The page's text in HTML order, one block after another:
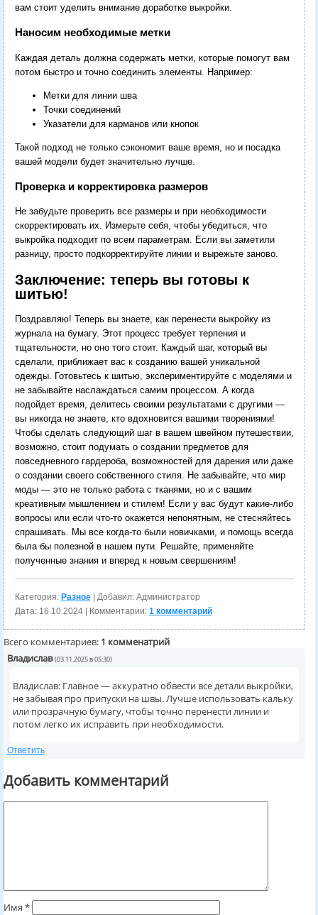
вам стоит уделить внимание доработке выкройки.
Наносим необходимые метки
Каждая деталь должна содержать метки, которые помогут вам
потом быстро и точно соединить элементы. Например:
Метки для линии шва
Точки соединений
Указатели для карманов или кнопок
Такой подход не только сэкономит ваше время, но и посадка
вашей модели будет значительно лучше.
Проверка и корректировка размеров
Не забудьте проверить все размеры и при необходимости
скорректировать их. Измерьте себя, чтобы убедиться, что
выкройка подходит по всем параметрам. Если вы заметили
разницу, просто подкорректируйте линии и вырежьте заново.
Заключение: теперь вы готовы к
шитью!
Поздравляю! Теперь вы знаете, как перенести выкройку из
журнала на бумагу. Этот процесс требует терпения и
тщательности, но оно того стоит. Каждый шаг, который вы
сделали, приближает вас к созданию вашей уникальной
одежды. Готовьтесь к шитью, экспериментируйте с моделями и
не забывайте наслаждаться самим процессом. А когда
подойдет время, делитесь своими результатами с другими —
вы никогда не знаете, кто вдохновится вашими творениями!
Чтобы сделать следующий шаг в вашем швейном путешествии,
возможно, стоит подумать о создании предметов для
повседневного гардероба, возможностей для дарения или даже
о создании своего собственного стиля. Не забывайте, что мир
моды — это не только работа с тканями, но и с вашим
креативным мышлением и стилем! Если у вас будут какие-либо
вопросы или если что-то окажется непонятным, не стесняйтесь
спрашивать. Мы все когда-то были новичками, и помощь всегда
была бы полезной в нашем пути. Решайте, применяйте
полученные знания и вперед к новым свершениям!
Категория: Разное| Добавил: Администратор
Дата: 16.10.2024| Комментарии: 1 комментарий
Всего комментариев: 1 комменатрий
Владислав (03.11.2025 в 05:30)
Владислав: Главное — аккуратно обвести все детали выкройки,
не забывая про припуски на швы. Лучше использовать кальку
или прозрачную бумагу, чтобы точно перенести линии и
потом легко их исправить при необходимости.
Ответить
Добавить комментарий
Имя *